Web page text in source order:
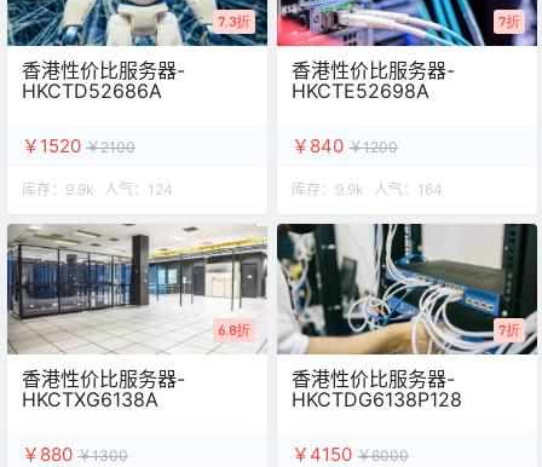
7.3折
香港性价比服务器-
HKCTD52686A
￥1520 ￥2100
库存： 9.9k 人气： 124
7折
香港性价比服务器-
HKCTE52698A
￥840 ￥1200
库存： 9.9k 人气： 164
6.8折
香港性价比服务器-
HKCTXG6138A
￥880 ￥1300
7折
香港性价比服务器-
HKCTDG6138P128
￥4150 ￥6000